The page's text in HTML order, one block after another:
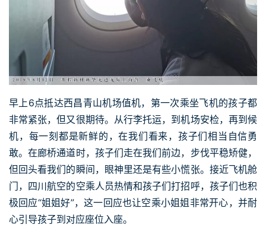
早上6点抵达西昌青山机场值机，第一次乘坐飞机的孩子都
非常紧张，但又很期待。从行李托运，到机场安检，再到候
机，每一刻都是新鲜的，在我们看来，孩子们相当自信勇
敢。在廊桥通道时，孩子们走在我们前边，步伐平稳矫健，
但回头看我们的瞬间，眼神里还是有些小慌张。接近飞机舱
门，四川航空的空乘人员热情和孩子们打招呼，孩子们也积
极回应“姐姐好”，这一回应也让空乘小姐姐非常开心，并耐
心引导孩子到对应座位入座。